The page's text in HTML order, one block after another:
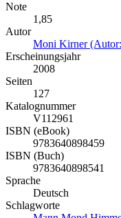
Note
1,85
Autor
Moni Kirner
Erscheinungsjahr
2008
Seiten
127
Katalognummer
V112961
ISBN (eBook)
9783640898459
ISBN (Buch)
9783640898541
Sprache
Deutsch
Schlagworte